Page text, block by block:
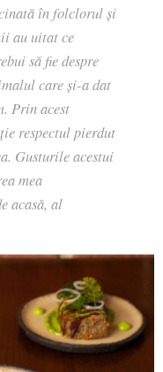
în folclorul și
au uitat ce
să fie despre
care și-a dat
Prin acest
respectul pierdut
Gusturile acestui
mea
acasă, al